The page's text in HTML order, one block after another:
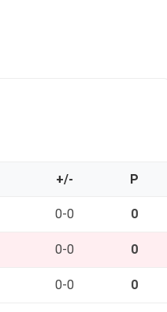
+/- P
0-0 0
0-0 0
0-0 0